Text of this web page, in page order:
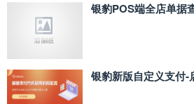
银豹POS端全店单据
银豹新版自定义支付‑